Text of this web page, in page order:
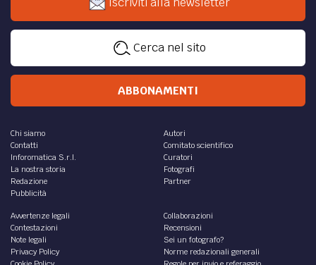
Cerca nel sito
ABBONAMENTI
Chi siamo
Contatti
Inforomatica S.r.l.
La nostra storia
Redazione
Pubblicità
Autori
Comitato scientifico
Curatori
Fotografi
Partner
Avvertenze legali
Contestazioni
Note legali
Privacy Policy
Collaborazioni
Recensioni
Sei un fotografo?
Norme redazionali generali